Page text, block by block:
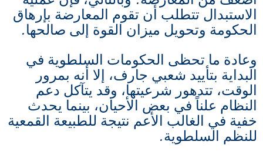
الاستبدال تتطلب أن تقوم المعارضة بإرهاق
الحكومة وتحويل ميزان القوة إلى صالحها.
وعادة ما تحظى الحكومات السلطوية في
البداية بتأييد شعبي جارف، إلا أنه بمرور
الوقت، تتدهور شرعيتها، وقد يتآكل دعم
النظام علناً في بعض الأحيان، بينما يحدث
خفية في الغالب الأعم نتيجة للطبيعة القمعية
للنظم السلطوية.